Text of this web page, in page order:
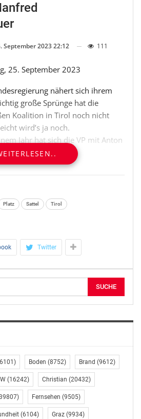
September 2023 22:12 111
25. September 2023
nähert sich ihrem
große Sprünge hat die
Koalition in Tirol noch nicht
wird’s ja noch.
Jahr hat sich die VP mit Anton
eins und einen historischen
Prozentpunkten. Heute vor einem
von der SP in die Kameras
nach der Landtagswahl
Mattle und Vize
im Sattel. Vorerst ist es jedoch
der kleinen Schritte.
UNTER
INHALTLICHER VERANTWORTUNG
Originaltext-Service GmbH und
Platz Sattel Tirol
Twitter
Boden (8752) Brand (9612)
(16242) Christian (20432)
Fernsehen (9505)
(6104) Graz (9934)